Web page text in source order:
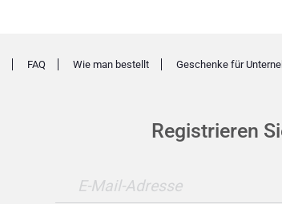
Registrieren
E-Mail-Adresse
FAQ Wie man bestellt Geschenke für